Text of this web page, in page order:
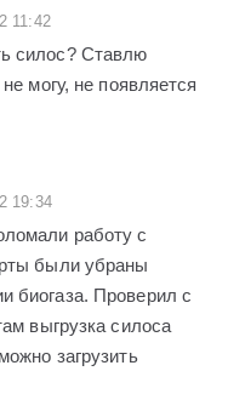
11:42
силос? Ставлю
могу, не появляется
19:34
работу с
были убраны
биогаза. Проверил с
выгрузка силоса
загрузить